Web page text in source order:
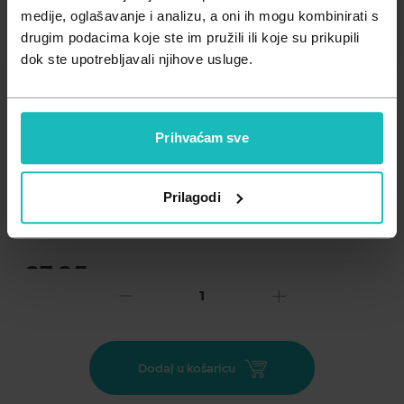
medije, oglašavanje i analizu, a oni ih mogu kombinirati s
drugim podacima koje ste im pružili ili koje su prikupili
dok ste upotrebljavali njihove usluge.
Prihvaćam sve
Prilagodi
Zdravlje muškarca
Zdravlje žene
Minerali
Probiotici i prebiotici
Važna obavijest prema Zakonu o zaštiti potrošača..
27,85
Uro tinktura može se koristiti samostalno ili kao potpora
klasičnoj terapiji, a mogu je uzimati i dijabetičari. Propolis
Dodaj u košaricu